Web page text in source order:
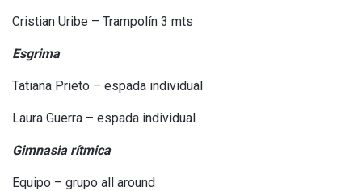
Cristian Uribe – Trampolín 3 mts
Esgrima
Tatiana Prieto – espada individual
Laura Guerra – espada individual
Gimnasia rítmica
Equipo – grupo all around